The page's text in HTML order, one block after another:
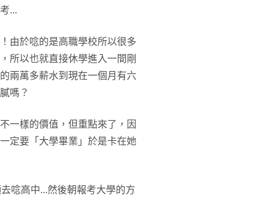
...
由於唸的是高職學校所以很多
所以也就直接休學進入一間剛
兩萬多薪水到現在一個月有六
嗎？
一樣的價值，但重點來了，因
定要「大學畢業」於是卡在她
唸高中...然後朝報考大學的方